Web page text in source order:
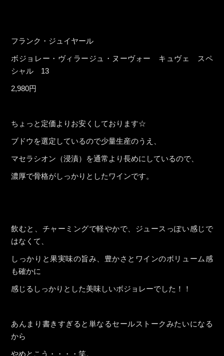
フランク・ジュイヤール
ボジョレー・ヴィラージュ・ヌーヴォー キュヴェ スペ
シャル 13
2,980円
ちょっと定価よりお安くしております☆
ブドウを選定しているので少量生産のうえ、
マセラシオン（浸漬）を通常より長めにしているので、
濃厚で骨格がしっかりとしたワインです。
飲むと、チャーミングで軽やかで、ジュースっぽい感じで
はなくて、
しっかりと果実味の旨み、豊かさとワインのボリューム感
も確かに
感じるしっかりとした美味しいボジョレーでした！！
あんまり書きすぎると単なるセールストークみたいになる
から
やめとこう・・・・笑。